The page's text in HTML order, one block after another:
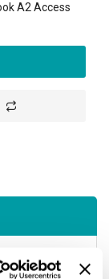
A2 Access
Aggiungi al